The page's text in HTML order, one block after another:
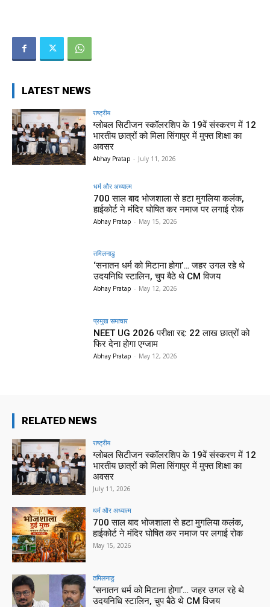
LATEST NEWS
राष्ट्रीय
ग्लोबल सिटीजन स्कॉलरशिप के 19वें संस्करण में 12
भारतीय छात्रों को मिला सिंगापुर में मुफ्त शिक्षा का
अवसर
Abhay Pratap - July 11, 2026
धर्म और अध्यात्म
700 साल बाद भोजशाला से हटा मुगलिया कलंक,
हाईकोर्ट ने मंदिर घोषित कर नमाज पर लगाई रोक
Abhay Pratap - May 15, 2026
तमिलनाडु
‘सनातन धर्म को मिटाना होगा’… जहर उगल रहे थे
उदयनिधि स्टालिन, चुप बैठे थे CM विजय
Abhay Pratap - May 12, 2026
प्रमुख समाचार‎
NEET UG 2026 परीक्षा रद्द: 22 लाख छात्रों को
फिर देना होगा एग्जाम
Abhay Pratap - May 12, 2026
RELATED NEWS
राष्ट्रीय
ग्लोबल सिटीजन स्कॉलरशिप के 19वें संस्करण में 12
भारतीय छात्रों को मिला सिंगापुर में मुफ्त शिक्षा का
अवसर
July 11, 2026
धर्म और अध्यात्म
700 साल बाद भोजशाला से हटा मुगलिया कलंक,
हाईकोर्ट ने मंदिर घोषित कर नमाज पर लगाई रोक
May 15, 2026
तमिलनाडु
‘सनातन धर्म को मिटाना होगा’… जहर उगल रहे थे
उदयनिधि स्टालिन, चुप बैठे थे CM विजय